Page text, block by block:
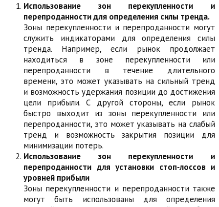
Использование зон перекупленности и
перепроданности для определения силы тренда.
Зоны перекупленности и перепроданности могут
служить индикаторами для определения силы
тренда. Например, если рынок продолжает
находиться в зоне перекупленности или
перепроданности в течение длительного
времени, это может указывать на сильный тренд
и возможность удержания позиции до достижения
цели прибыли. С другой стороны, если рынок
быстро выходит из зоны перекупленности или
перепроданности, это может указывать на слабый
тренд и возможность закрытия позиции для
минимизации потерь.
Использование зон перекупленности и
перепроданности для установки стоп-лоссов и
уровней прибыли
Зоны перекупленности и перепроданности также
могут быть использованы для определения